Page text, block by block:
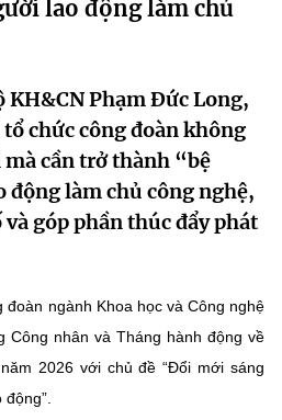
dự thảo VBQPPL
lao động làm chủ
Phạm Đức Long,
chức công đoàn không
cần trở thành “bệ
động làm chủ công nghệ,
góp phần thúc đẩy phát
đoàn ngành Khoa học và Công nghệ
Công nhân và Tháng hành động về
2026 với chủ đề “Đổi mới sáng